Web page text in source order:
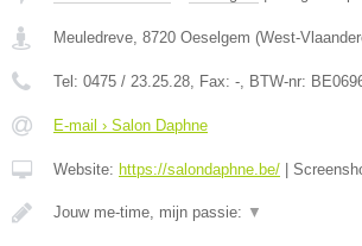
Meuledreve, 8720 Oeselgem (West-
Tel: 0475 / 23.25.28, Fax: -, BTW-nr:
E-mail › Salon Daphne
Website: https://salondaphne.be/
Jouw me-time, mijn passie: ▼